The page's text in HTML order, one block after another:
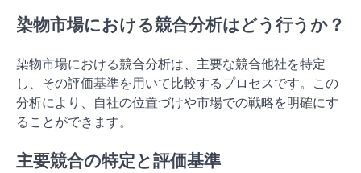
染物市場における競合分析はどう行うか？
染物市場における競合分析は、主要な競合他社を特定
し、その評価基準を用いて比較するプロセスです。この
分析により、自社の位置づけや市場での戦略を明確にす
ることができます。
主要競合の特定と評価基準